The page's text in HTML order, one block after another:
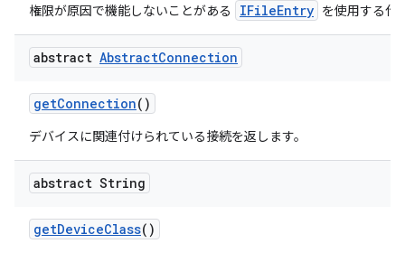
権限が原因で機能しないことがある IFileEntry を使用する代
abstract AbstractConnection
getConnection()
デバイスに関連付けられている接続を返します。
abstract String
getDeviceClass()